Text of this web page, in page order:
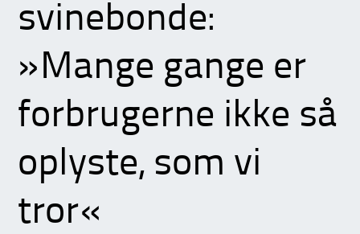
svinebonde:
»Mange gange er
forbrugerne ikke så
oplyste, som vi
tror«